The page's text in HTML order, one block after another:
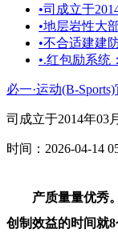
•司成立于
•地层岩性大
•不合适建建
•.红包励系统
必一·运动(B-
司成立于2014年03
时间：2026-04-14
产质量量优秀。
创制效益的时间就